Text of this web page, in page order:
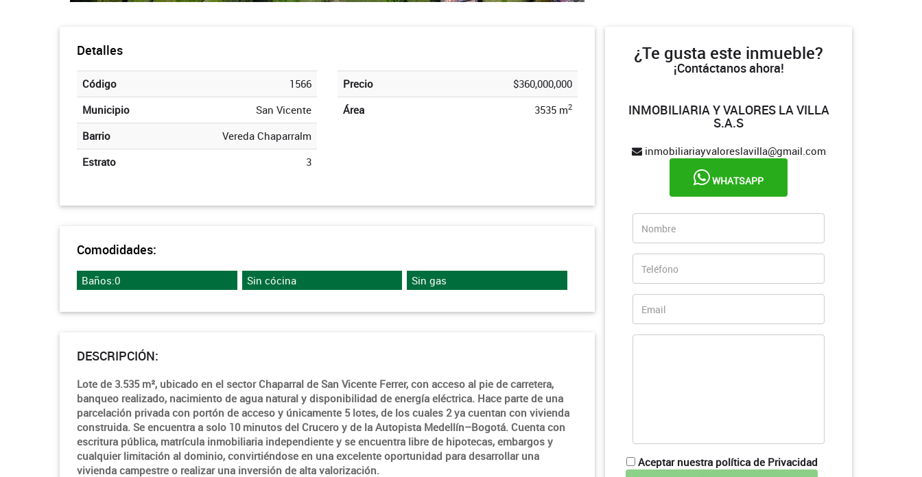
Detalles
Código
1566
Municipio
San Vicente
Barrio
Vereda Chaparralm
Estrato
3
Precio
$360,000,000
Área
3535 m2
Comodidades:
Baños:0 Sin cócina Sin gas
DESCRIPCIÓN:
Lote de 3.535 m², ubicado en el sector Chaparral de San Vicente Ferrer, con acceso al pie de carretera,
banqueo realizado, nacimiento de agua natural y disponibilidad de energía eléctrica. Hace parte de una
parcelación privada con portón de acceso y únicamente 5 lotes, de los cuales 2 ya cuentan con vivienda
construida. Se encuentra a solo 10 minutos del Crucero y de la Autopista Medellín–Bogotá. Cuenta con
escritura pública, matrícula inmobiliaria independiente y se encuentra libre de hipotecas, embargos y
cualquier limitación al dominio, convirtiéndose en una excelente oportunidad para desarrollar una
vivienda campestre o realizar una inversión de alta valorización.
¿Te gusta este inmueble?
¡Contáctanos ahora!
INMOBILIARIA Y VALORES LA VILLA
S.A.S
inmobiliariayvaloreslavilla@gmail.com
WHATSAPP
Aceptar nuestra política de Privacidad